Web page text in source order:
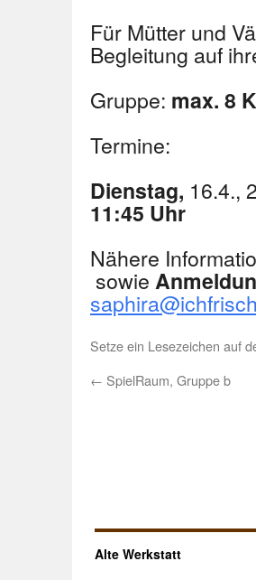
Für Mütter und
Begleitung auf
Gruppe: max. 8
Termine:
Dienstag, 16.4.,
11:45 Uhr
Nähere
sowie
Setze ein Lesezeichen auf
← SpielRaum, Gruppe b
Alte Werkstatt